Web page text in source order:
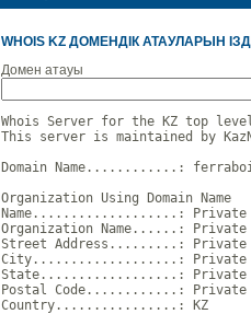
WHOIS KZ ДОМЕНДІК АТАУЛАРЫН
Домен атауы
Whois Server for the KZ top level
This server is maintained by
Domain Name............:
Organization Using Domain Name
Name...................: Private
Organization Name......: Private
Street Address.........: Private
City...................: Private
State..................: Private
Postal Code............: Private
Country................: KZ